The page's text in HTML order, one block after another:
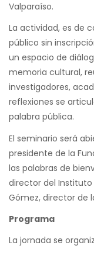
Valparaíso.
La actividad, es de
público sin
un espacio de
memoria cultural,
investigadores,
reflexiones se
palabra pública.
El seminario será
presidente de la
las palabras de
director del Instituto
Gómez, director de
Programa
La jornada se